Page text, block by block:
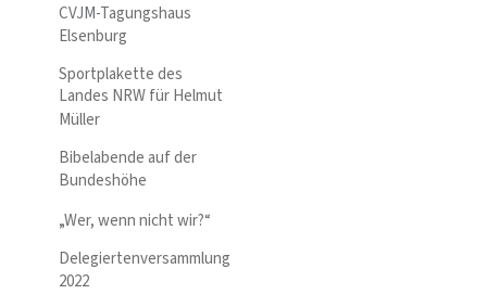
CVJM-Tagungshaus
Elsenburg
Sportplakette des
Landes NRW für Helmut
Müller
Bibelabende auf der
Bundeshöhe
„Wer, wenn nicht wir?“
Delegiertenversammlung
2022